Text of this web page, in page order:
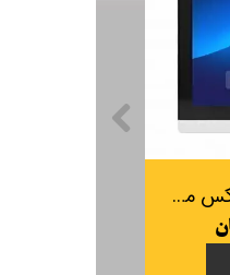
تاچ پنل هوشمند آکووکس مدل Akuvox Touch Panel C319A | C319A